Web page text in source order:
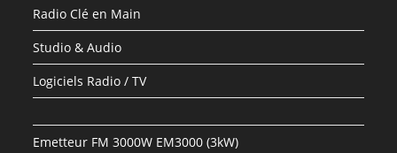
Radio Clé en Main
Studio & Audio
Logiciels Radio / TV
Emetteur FM 3000W EM3000 (3kW)